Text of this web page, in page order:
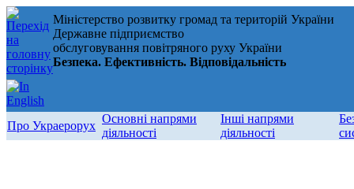
Міністерство розвитку громад та територій України
Державне підприємство
обслуговування повітряного руху України
Безпека. Ефективність. Відповідальність
Про Украерорух
Основні напрями
діяльності
Інші напрями
діяльності